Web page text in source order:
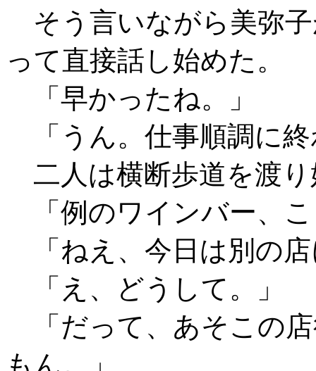
そう言いながら美弥
って直接話し始めた。
「早かったね。」
「うん。仕事順調に終
二人は横断歩道を渡り
「例のワインバー、
「ねえ、今日は別の
「え、どうして。」
「だって、あそこの
もん。」